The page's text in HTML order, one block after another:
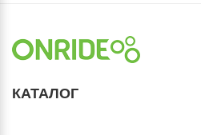
КАТАЛОГ